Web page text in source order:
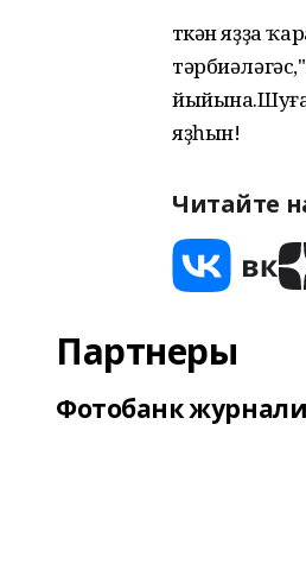
Үткән яҙҙа
яҙһын!
Читайте
Партнеры
Фотобанк